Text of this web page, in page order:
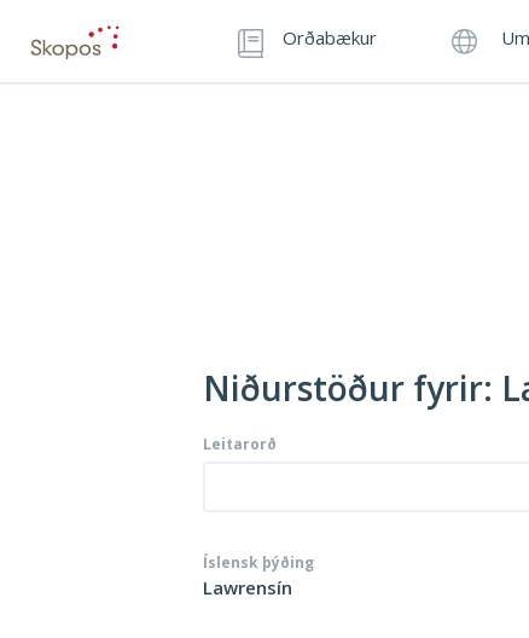
Orðabækur
Niðurstöður fyrir:
Leitarorð
Íslensk þýðing
Lawrensín